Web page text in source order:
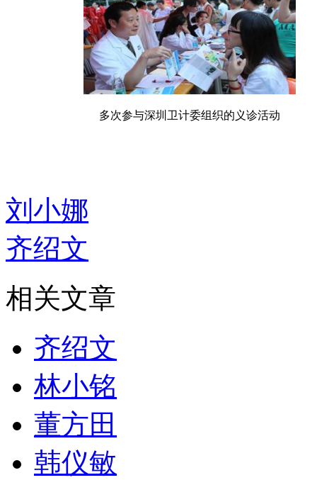
多次参与深圳卫计委组织的义诊活动
刘小娜
齐绍文
相关文章
齐绍文
林小铭
董方田
韩仪敏